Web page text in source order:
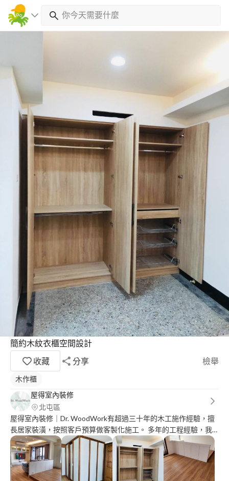
簡約木紋衣櫃空間設計
收藏
分享 檢舉
木作櫃
屋得室內裝修
北屯區
屋得室內裝修｜Dr. WoodWork有超過三十年的木工施作經驗，擅
長居家裝潢，按照客戶預算做客製化施工。 多年的工程經驗，我
們的工作從你開始，透過溝通了解你的需求，來實行你的設計想
法，替你省去大筆的設計費用！ 我們的服務： ◧ 空間改造 ◧ 居家
裝修 ◧ 房屋修繕 ◧ 工程統包 請與我們聯絡： ◧ ******** ID :
@********* ◧ 台中市北屯區 Beitun District, Taichung City 更多